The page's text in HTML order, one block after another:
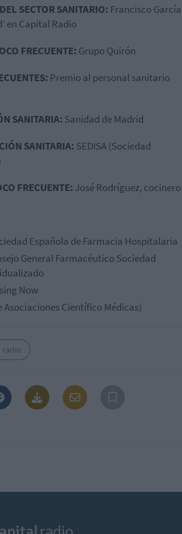
SECTOR SANITARIO: Francisco García
en Capital Radio
FRECUENTE: Grupo Quirón
Premio al personal sanitario
SANITARIA: Sanidad de Madrid
SANITARIA: SEDISA (Sociedad
FRECUENTE: José Rodríguez, cocinero
Española de Farmacia Hospitalaria
General Farmacéutico Sociedad
Now
Asociaciones Científico Médicas)
radio